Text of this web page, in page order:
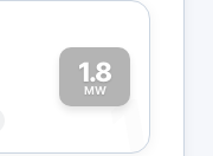
1.8
MW1